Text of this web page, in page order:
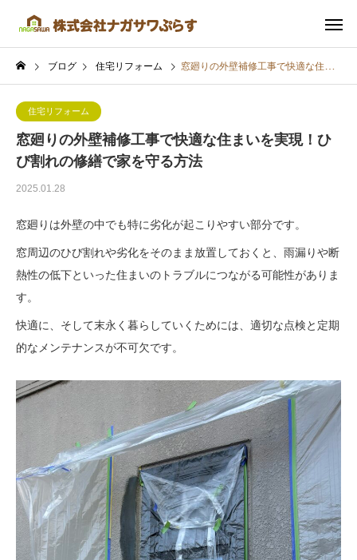
ブログ 住宅リフォーム 窓廻りの外壁補修工事で快適な住まいを実現！ひび割れの修繕で家を守る方法
住宅リフォーム
窓廻りの外壁補修工事で快適な住まいを実現！ひ
び割れの修繕で家を守る方法
2025.01.28
窓廻りは外壁の中でも特に劣化が起こりやすい部分です。
窓周辺のひび割れや劣化をそのまま放置しておくと、雨漏りや断
熱性の低下といった住まいのトラブルにつながる可能性がありま
す。
快適に、そして末永く暮らしていくためには、適切な点検と定期
的なメンテナンスが不可欠です。